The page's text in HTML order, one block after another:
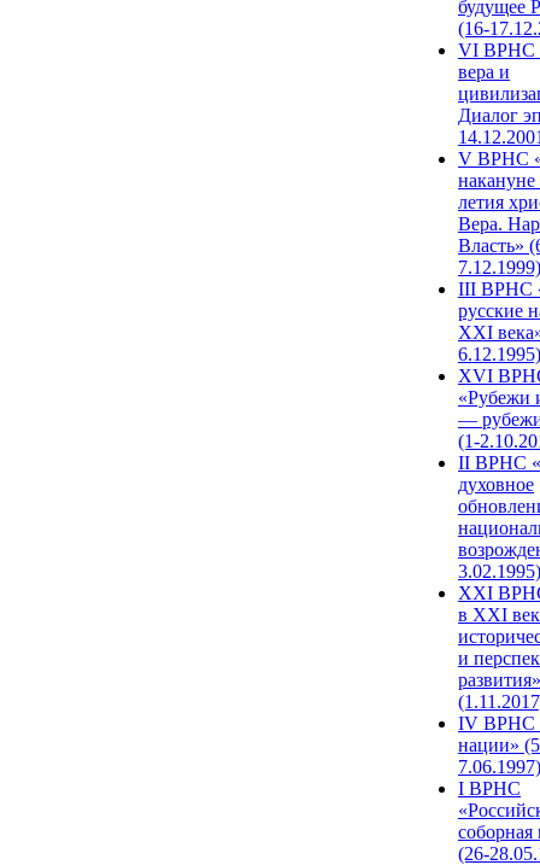
будущее
(16-
VI ВРНС
вера и
Диалог
V ВРНС
накануне
летия
Вера.
Власть»
7.12.1999)
III ВРНС
русские
XXI
6.12.1995)
XVI
«Рубежи
—
(1-
II ВРНС
духовное
3.02.1995)
XХI
в XXI
и
развития»
IV ВРНС
нации»
7.06.1997)
I ВРНС
(26-